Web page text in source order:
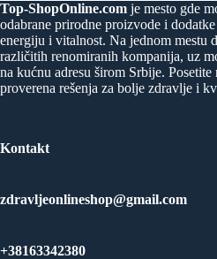
Top-ShopOnline.com je mesto gde
odabrane prirodne proizvode i
energiju i vitalnost. Na jednom mestu
različitih renomiranih kompanija, uz
na kućnu adresu širom Srbije. Posetite
proverena rešenja za bolje zdravlje i
Kontakt
zdravljeonlineshop@gmail.com
+38163342380